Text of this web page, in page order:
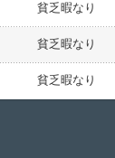
貧乏暇なり
貧乏暇なり
貧乏暇なり